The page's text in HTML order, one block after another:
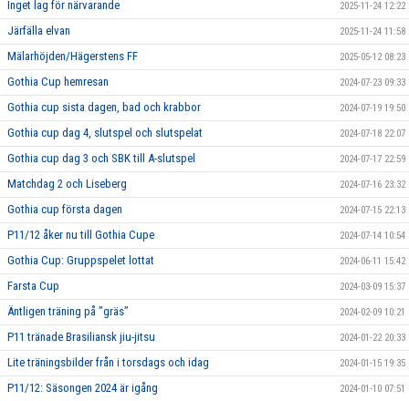
Inget lag för närvarande 2025-11-24 12:22
Järfälla elvan 2025-11-24 11:58
Mälarhöjden/Hägerstens FF 2025-05-12 08:23
Gothia Cup hemresan 2024-07-23 09:33
Gothia cup sista dagen, bad och krabbor 2024-07-19 19:50
Gothia cup dag 4, slutspel och slutspelat 2024-07-18 22:07
Gothia cup dag 3 och SBK till A-slutspel 2024-07-17 22:59
Matchdag 2 och Liseberg 2024-07-16 23:32
Gothia cup första dagen 2024-07-15 22:13
P11/12 åker nu till Gothia Cupe 2024-07-14 10:54
Gothia Cup: Gruppspelet lottat 2024-06-11 15:42
Farsta Cup 2024-03-09 15:37
Äntligen träning på ”gräs” 2024-02-09 10:21
P11 tränade Brasiliansk jiu-jitsu 2024-01-22 20:33
Lite träningsbilder från i torsdags och idag 2024-01-15 19:35
P11/12: Säsongen 2024 är igång 2024-01-10 07:51